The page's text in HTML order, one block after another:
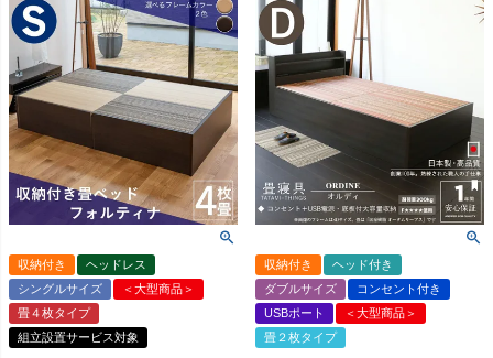
収納付き
ヘッドレス
シングルサイズ
＜大型商品＞
畳４枚タイプ
組立設置サービス対象
収納付き
ヘッド付き
ダブルサイズ
コンセント付き
USBポート
＜大型商品＞
畳２枚タイプ